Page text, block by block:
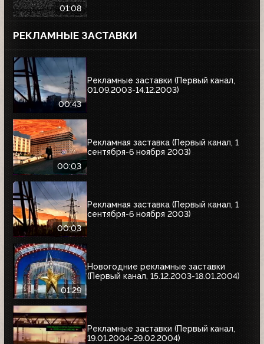
01:08
РЕКЛАМНЫЕ ЗАСТАВКИ
00:43
Рекламные заставки (Первый канал,
01.09.2003-14.12.2003)
00:03
Рекламная заставка (Первый канал, 1
сентября-6 ноября 2003)
00:03
Рекламная заставка (Первый канал, 1
сентября-6 ноября 2003)
01:29
Новогодние рекламные заставки
(Первый канал, 15.12.2003-18.01.2004)
Рекламные заставки (Первый канал,
19.01.2004-29.02.2004)